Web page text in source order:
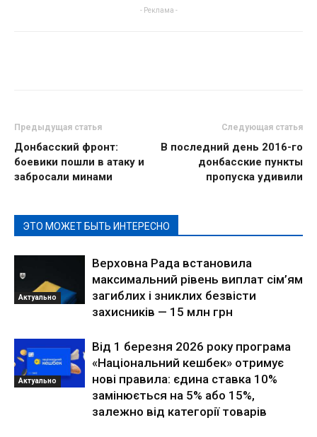
- Реклама -
Предыдущая статья
Донбасский фронт:
боевики пошли в атаку и
забросали минами
Следующая статья
В последний день 2016-го
донбасские пункты
пропуска удивили
ЭТО МОЖЕТ БЫТЬ ИНТЕРЕСНО
Актуально
Верховна Рада встановила
максимальний рівень виплат сім’ям
загиблих і зниклих безвісти
захисників — 15 млн грн
Актуально
Від 1 березня 2026 року програма
«Національний кешбек» отримує
нові правила: єдина ставка 10%
замінюється на 5% або 15%,
залежно від категорії товарів